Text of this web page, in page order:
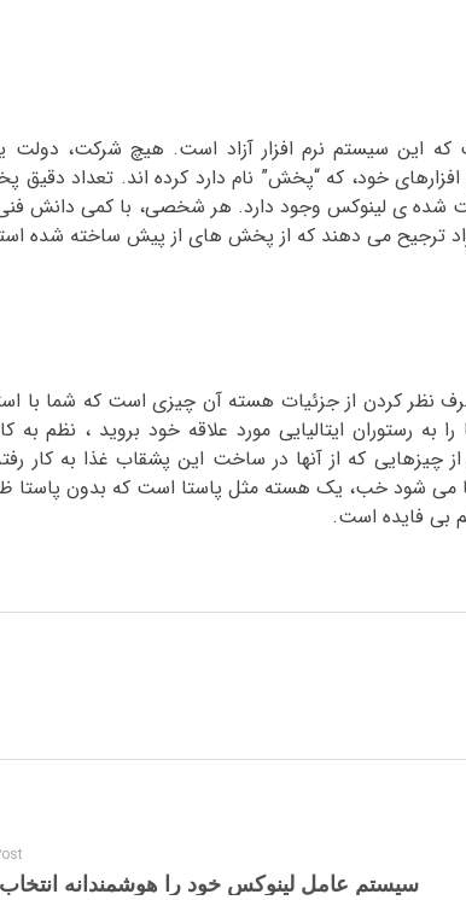
این سیستم نرم افزار آزاد است. هیچ شرکت،
خود، که “پخش” نام دارد کرده اند. تعداد
آنچه که مسلم است آن است که بیش از ۲۰۰ پخش ثبت شده ی لینوکس وجود دارد. هر شخصی، با
ترجیح می دهند که از پخش های از پیش ساخته شده
کردن از جزئیات هسته آن چیزی است که شما با
به رستوران ایتالیایی مورد علاقه خود بروید ، نظم به
که از آنها در ساخت این پشقاب غذا به کار رفته
می شود خب، یک هسته مثل پاستا است که بدون پاستا
بی فایده است.
سیستم عامل لینوکس خود را هوشمندانه انتخاب